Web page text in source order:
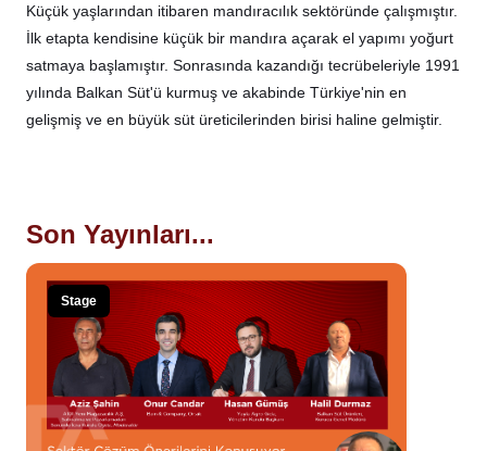
Küçük yaşlarından itibaren mandıracılık sektöründe çalışmıştır.
İlk etapta kendisine küçük bir mandıra açarak el yapımı yoğurt
satmaya başlamıştır. Sonrasında kazandığı tecrübeleriyle 1991
yılında Balkan Süt'ü kurmuş ve akabinde Türkiye'nin en
gelişmiş ve en büyük süt üreticilerinden birisi haline gelmiştir.
Son Yayınları...
Stage